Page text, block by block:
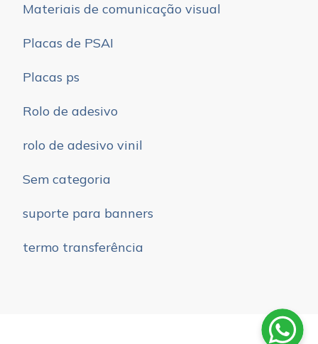
Materiais de comunicação visual
Placas de PSAI
Placas ps
Rolo de adesivo
rolo de adesivo vinil
Sem categoria
suporte para banners
termo transferência